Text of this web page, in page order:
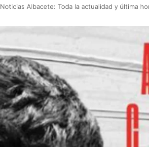
Noticias Albacete: Toda la actualidad y última